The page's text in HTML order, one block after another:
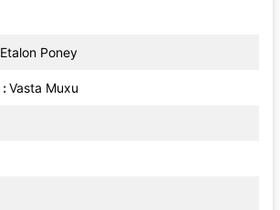
Etalon Poney
Vasta Muxu